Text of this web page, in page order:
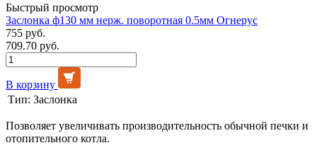
Быстрый просмотр
Заслонка ф130 мм нерж. поворотная 0.5мм Огнерус
755 руб.
709.70 руб.
В корзину
Тип: Заслонка
Позволяет увеличивать производительность обычной печки и
отопительного котла.